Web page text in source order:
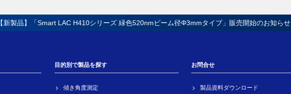
【新製品】「Smart LAC H410シリーズ 緑色520nmビーム径Φ3mmタイプ」販売開始のお知らせ
目的別で製品を探す
傾き角度測定
お問合せ
製品資料ダウンロード